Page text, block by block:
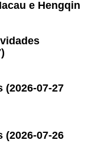
e Hengqin
07-27
07-26